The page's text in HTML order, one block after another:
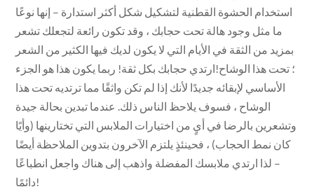
استخدام الحشوة القطنية لتشكيل شكل أكثر استدارة – إنها نوعًا
ما مثل وجود هالة تحت حجابك ، وقد تكون رائعة لتجعلك تشعر
بمزيد من الثقة في الأيام التي لا يكون لديك فيها الكثير من الشعر
؛ تحت هذا الوشاح!ارتدي حجابك بكل ثقة! ربما يكون هذا هو الجزء
الأساسي لإبقائه جديدًا لأنك إذا لم تكن واثقًا مما ترتديه تحت هذا
الوشاح ، فسوف يلاحظ الناس ذلك. عندما تبدين بحالة جيدة
وتشعرين بالرضا في أيٍ من اختيارات الملابس التي تختارينها (وأيًا
كان نمط الحجاب) ، فحينئذٍ يلتزم الآخرون بتدوين الملاحظة أيضًا
– لذا ارتدي ملابسك المفضلة واذهب إلى هناك واجعل انطباعًا
دائمًا!